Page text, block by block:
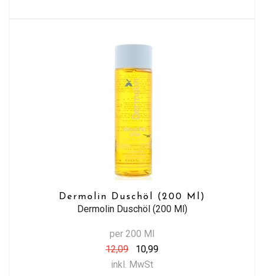
Dermolin Duschöl (200 Ml)
Dermolin Duschöl (200 Ml)
per 200 Ml
12,09
10,99
inkl. MwSt